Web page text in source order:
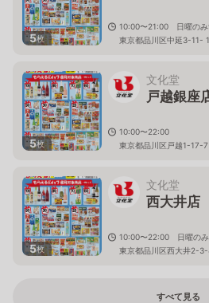
5枚
10:00〜21:00 日曜の
東京都品川区中延3-11-
5枚
文化堂
戸越銀座
10:00〜22:00
東京都品川区戸越1-17-7
5枚
文化堂
西大井店
10:00〜22:00 日曜の
東京都品川区西大井2-
すべて見る